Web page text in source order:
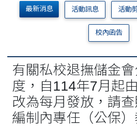
最新消息 活動訊息 活動
校內函告
有關私校退撫儲金會
度，自114年7月起
改為每月發放，請
編制內專任（公保）